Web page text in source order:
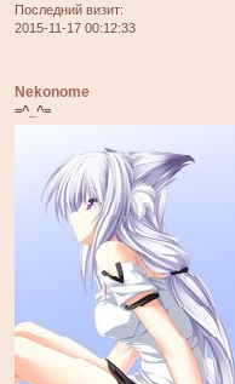
Последний визит:
2015-11-17 00:12:33
Nekonome
=^_^=